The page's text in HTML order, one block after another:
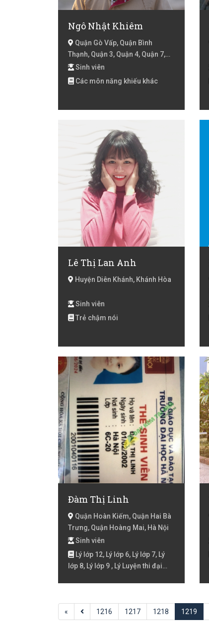
Ngô Nhật Khiêm
Quận Gò Vấp, Quận Bình
Thạnh, Quận 3, Quận 4, Quận 7,
Hồ Chí Minh
Sinh viên
Các môn năng khiếu khác
Lê Thị Lan Anh
Huyện Diên Khánh, Khánh Hòa
Sinh viên
Trẻ chậm nói
Đàm Thị Linh
Quận Hoàn Kiếm, Quận Hai Bà
Trưng, Quận Hoàng Mai, Hà Nội
Sinh viên
Lý lớp 12, Lý lớp 6, Lý lớp 7, Lý
lớp 8, Lý lớp 9 , Lý Luyện thi đại
Tiếng Anh lớp 12, Tiếng Anh Lớp
« 1216 1217 1218 1219